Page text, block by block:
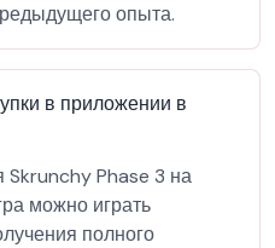
опыта.
в приложении в
Phase 3 на
можно играть
полного